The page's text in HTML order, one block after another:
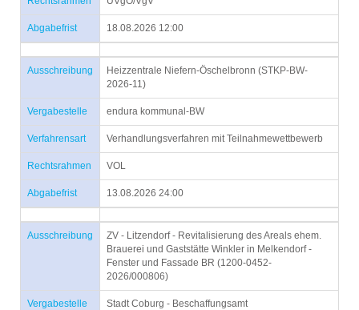
Abgabefrist 18.08.2026 12:00
Ausschreibung
Heizzentrale Niefern-Öschelbronn (STKP-BW-
2026-11)
Vergabestelle endura kommunal-BW
Verfahrensart Verhandlungsverfahren mit Teilnahmewettbewerb
Rechtsrahmen VOL
Abgabefrist 13.08.2026 24:00
Ausschreibung
ZV - Litzendorf - Revitalisierung des Areals ehem.
Brauerei und Gaststätte Winkler in Melkendorf -
Fenster und Fassade BR (1200-0452-
2026/000806)
Vergabestelle Stadt Coburg - Beschaffungsamt